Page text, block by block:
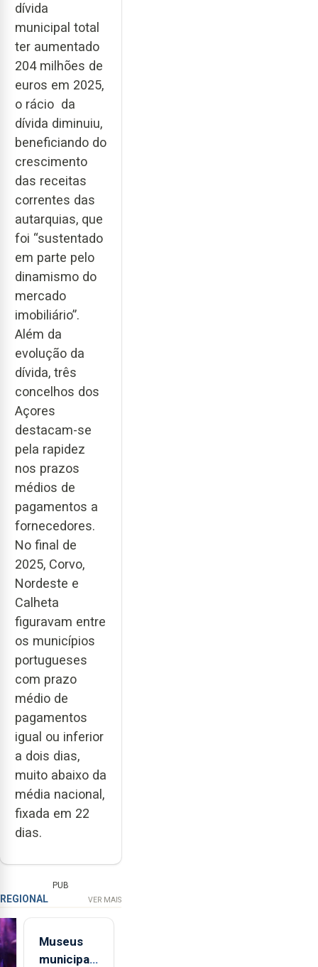
dívida
municipal total
ter aumentado
204 milhões de
euros em 2025,
o rácio da
dívida diminuiu,
beneficiando do
crescimento
das receitas
correntes das
autarquias, que
foi “sustentado
em parte pelo
dinamismo do
mercado
imobiliário”.
Além da
evolução da
dívida, três
concelhos dos
Açores
destacam-se
pela rapidez
nos prazos
médios de
pagamentos a
fornecedores.
No final de
2025, Corvo,
Nordeste e
Calheta
figuravam entre
os municípios
portugueses
com prazo
médio de
pagamentos
igual ou inferior
a dois dias,
muito abaixo da
média nacional,
fixada em 22
dias.
PUB
REGIONAL VER MAIS
Museus
municipais